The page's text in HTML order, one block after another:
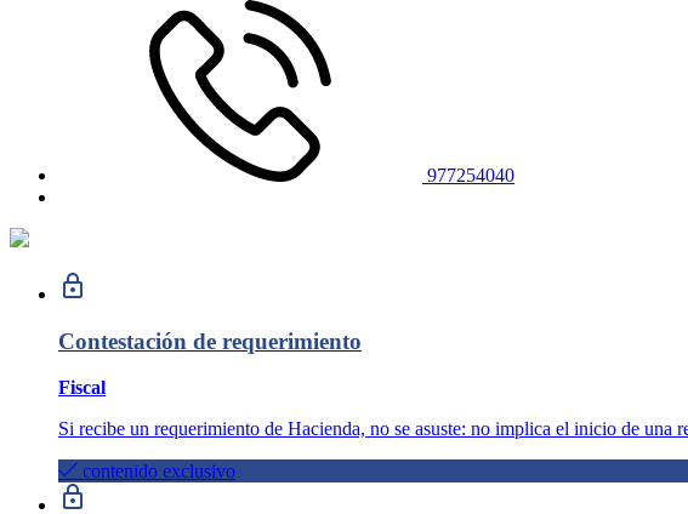
977254040
Contestación de requerimiento
Fiscal
Si recibe un requerimiento de Hacienda, no se asuste: no­ ­implica el inicio de una
contenido exclusivo